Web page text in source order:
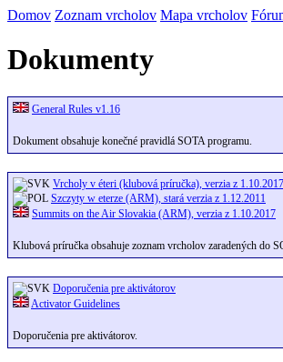
Domov Zoznam vrcholov Mapa vrcholov
Dokumenty
General Rules v1.16
Dokument obsahuje konečné pravidlá SOTA programu.
Vrcholy v éteri (klubová príručka), verzia z 1.10.2017
Szczyty w eterze (ARM), stará verzia z 1.12.2011
Summits on the Air Slovakia (ARM), verzia z 1.10.2017
Klubová príručka obsahuje zoznam vrcholov zaradených do
Doporučenia pre aktivátorov
Activator Guidelines
Doporučenia pre aktivátorov.